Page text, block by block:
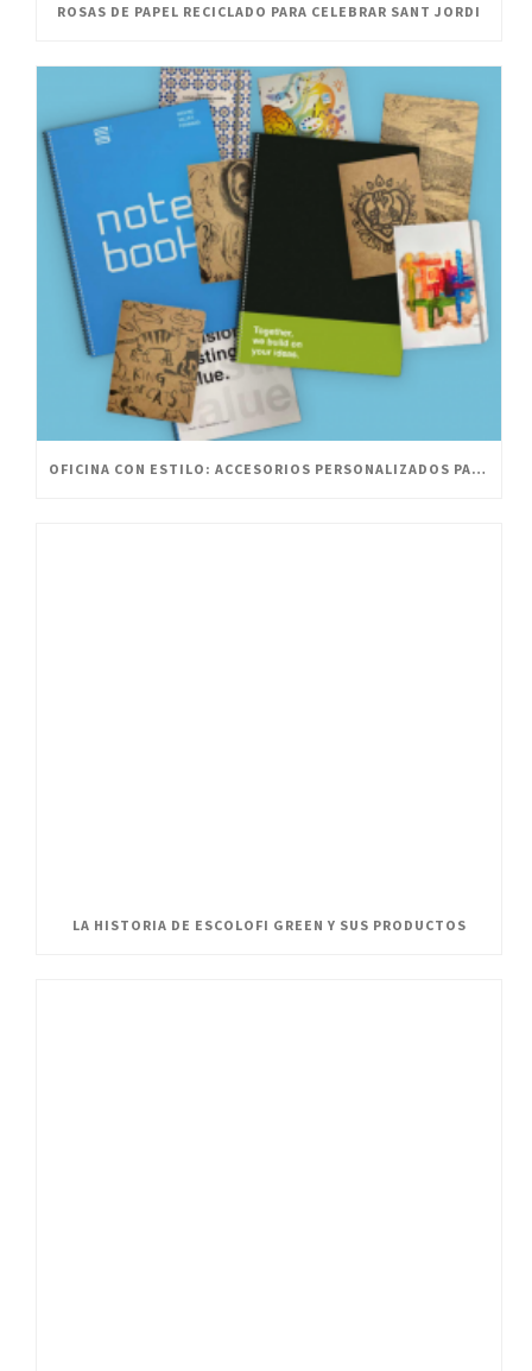
ROSAS DE PAPEL RECICLADO PARA CELEBRAR SANT JORDI
OFICINA CON ESTILO: ACCESORIOS PERSONALIZADOS PARA UN ESPACIO INNOVADOR
LA HISTORIA DE ESCOLOFI GREEN Y SUS PRODUCTOS